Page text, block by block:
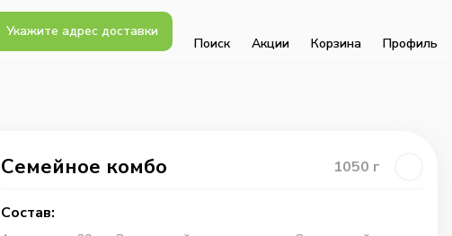
Укажите адрес доставки
Поиск Акции Корзина Профиль
Семейное комбо 1050 г
Состав: